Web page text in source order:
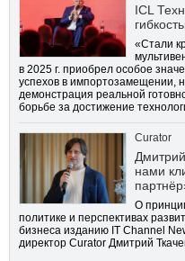
ICL
«Стали
в 2025 г. приобрел особое
успехов в импортозамещении,
демонстрация реальной
борьбе за достижение
Curator
нами
О
политике и перспективах
бизнеса изданию IT Channel
директор Curator Дмитрий